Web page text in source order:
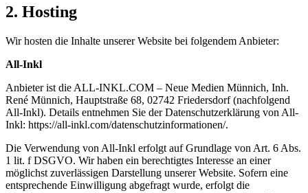
2. Hosting
Wir hosten die Inhalte unserer Website bei folgendem Anbieter:
All-Inkl
Anbieter ist die ALL-INKL.COM – Neue Medien Münnich, Inh.
René Münnich, Hauptstraße 68, 02742 Friedersdorf (nachfolgend
All-Inkl). Details entnehmen Sie der Datenschutzerklärung von All-
Inkl: https://all-inkl.com/datenschutzinformationen/.
Die Verwendung von All-Inkl erfolgt auf Grundlage von Art. 6 Abs.
1 lit. f DSGVO. Wir haben ein berechtigtes Interesse an einer
möglichst zuverlässigen Darstellung unserer Website. Sofern eine
entsprechende Einwilligung abgefragt wurde, erfolgt die